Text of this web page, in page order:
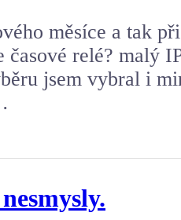
měsíce a tak
časové relé? malý
jsem vybral i